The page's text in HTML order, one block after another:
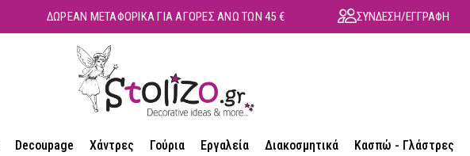
ΔΩΡΕΑΝ ΜΕΤΑΦΟΡΙΚΑ ΓΙΑ ΑΓΟΡΕΣ ΑΝΩ ΤΩΝ 45 € ΣΥΝΔΕΣΗ/ΕΓΓΡΑΦΗ
Decoupage Χάντρες Γούρια Εργαλεία Διακοσμητικά Κασπώ - Γλάστρες